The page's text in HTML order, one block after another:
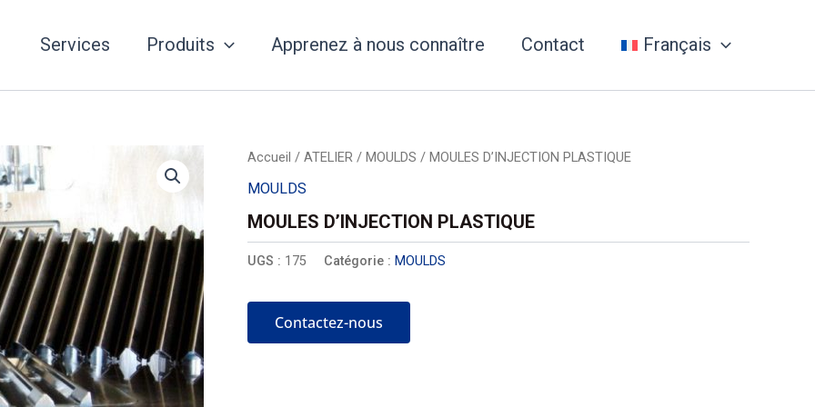
Services Produits Apprenez à nous connaître Contact Français
Accueil / ATELIER / MOULDS / MOULES D’INJECTION PLASTIQUE
MOULDS
MOULES D’INJECTION PLASTIQUE
UGS : 175 Catégorie : MOULDS
Contactez-nous